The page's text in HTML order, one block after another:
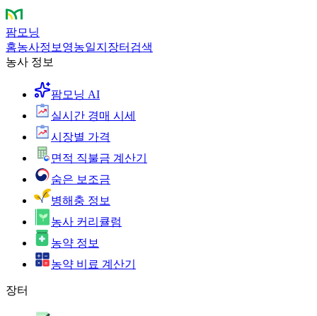
팜모닝
홈농사정보 영농일지 장터 검색
농사 정보
팜모닝 AI
실시간 경매 시세
시장별 가격
면적 직불금 계산기
숨은 보조금
병해충 정보
농사 커리큘럼
농약 정보
농약 비료 계산기
장터